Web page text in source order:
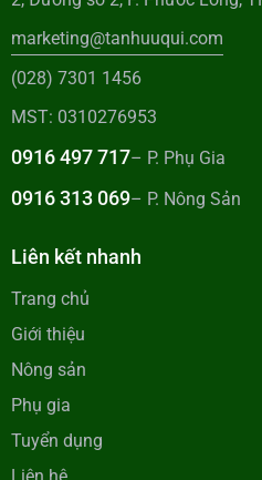
marketing@tanhuuqui.com
(028) 7301 1456
MST: 0310276953
0916 497 717– P. Phụ Gia
0916 313 069– P. Nông Sản
Liên kết nhanh
Trang chủ
Giới thiệu
Nông sản
Phụ gia
Tuyển dụng